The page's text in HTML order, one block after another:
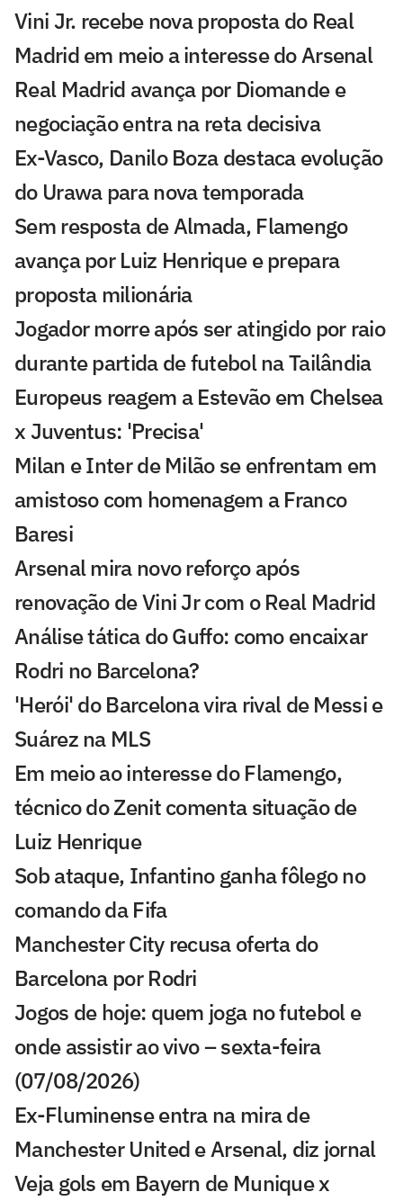
Vini Jr. recebe nova proposta do Real
Madrid em meio a interesse do Arsenal
Real Madrid avança por Diomande e
negociação entra na reta decisiva
Ex-Vasco, Danilo Boza destaca evolução
do Urawa para nova temporada
Sem resposta de Almada, Flamengo
avança por Luiz Henrique e prepara
proposta milionária
Jogador morre após ser atingido por raio
durante partida de futebol na Tailândia
Europeus reagem a Estevão em Chelsea
x Juventus: 'Precisa'
Milan e Inter de Milão se enfrentam em
amistoso com homenagem a Franco
Baresi
Arsenal mira novo reforço após
renovação de Vini Jr com o Real Madrid
Análise tática do Guffo: como encaixar
Rodri no Barcelona?
'Herói' do Barcelona vira rival de Messi e
Suárez na MLS
Em meio ao interesse do Flamengo,
técnico do Zenit comenta situação de
Luiz Henrique
Sob ataque, Infantino ganha fôlego no
comando da Fifa
Manchester City recusa oferta do
Barcelona por Rodri
Jogos de hoje: quem joga no futebol e
onde assistir ao vivo – sexta-feira
(07/08/2026)
Ex-Fluminense entra na mira de
Manchester United e Arsenal, diz jornal
Veja gols em Bayern de Munique x